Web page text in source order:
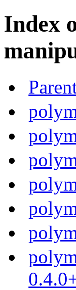
Index